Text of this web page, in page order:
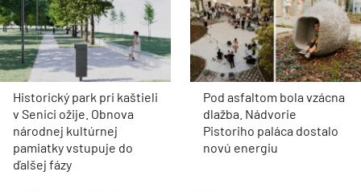
Historický park pri kaštieli
v Senici ožije. Obnova
národnej kultúrnej
pamiatky vstupuje do
ďalšej fázy
Pod asfaltom bola vzácna
dlažba. Nádvorie
Pistoriho paláca dostalo
novú energiu